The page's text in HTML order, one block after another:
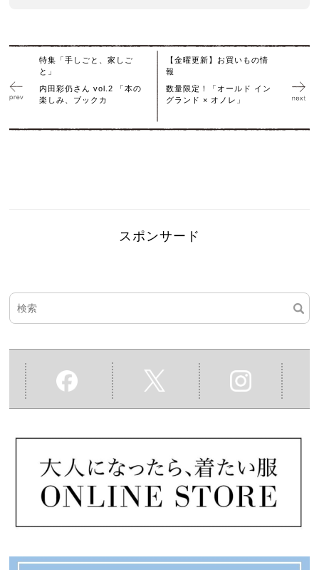
特集「手しごと、家しご
と」
内田彩仍さん vol.2 「本の
楽しみ、ブックカ
【金曜更新】お買いもの情
報
数量限定！「オールド イン
グランド × オノレ」
スポンサード